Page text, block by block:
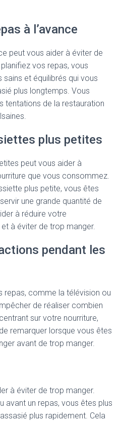
à l’avance
peut vous aider à éviter de
vos repas, vous
et équilibrés qui vous
plus longtemps. Vous
tentations de la restauration
plus petites
peut vous aider à
que vous consommez.
plus petite, vous êtes
une grande quantité de
à réduire votre
à éviter de trop manger.
pendant les
repas, comme la télévision ou
de réaliser combien
sur votre nourriture,
remarquer lorsque vous êtes
avant de trop manger.
à éviter de trop manger.
avant un repas, vous êtes plus
plus rapidement. Cela